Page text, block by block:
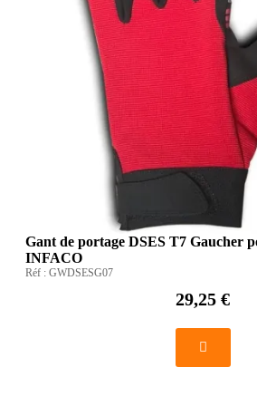
Gant de portage DSES T7 Gaucher
INFACO
Réf : GWDSESG07
29,25 €